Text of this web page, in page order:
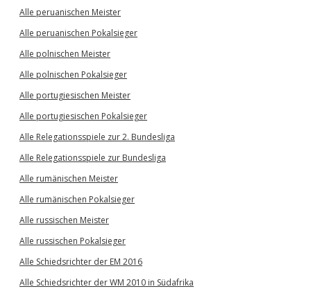
Alle peruanischen Meister
Alle peruanischen Pokalsieger
Alle polnischen Meister
Alle polnischen Pokalsieger
Alle portugiesischen Meister
Alle portugiesischen Pokalsieger
Alle Relegationsspiele zur 2. Bundesliga
Alle Relegationsspiele zur Bundesliga
Alle rumänischen Meister
Alle rumänischen Pokalsieger
Alle russischen Meister
Alle russischen Pokalsieger
Alle Schiedsrichter der EM 2016
Alle Schiedsrichter der WM 2010 in Südafrika